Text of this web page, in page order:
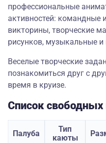
профессиональные
активностей: командные
викторины, творческие
рисунков, музыкальные
Веселые творческие
познакомиться друг с
время в круизе.
Список
Палуба
Тип
каюты